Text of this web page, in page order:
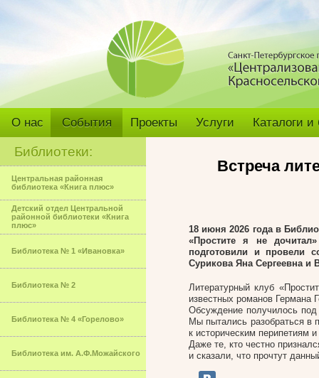
О нас События Проекты Услуги Каталоги
Библиотеки:
Центральная районная
библиотека «Книга плюс»
Детский отдел Центральной
районной библиотеки «Книга
плюс»
Библиотека № 1 «Ивановка»
Библиотека № 2
Библиотека № 4 «Горелово»
Библиотека им. А.Ф.Можайского
Встреча
18 июня 2026 года в
«Простите я не
подготовили и провели
Сурикова Яна Сергеевна и
Литературный клуб
известных романов Германа
Обсуждение получилось под
Мы пытались разобраться в
к историческим перипетиям
Даже те, кто честно
и сказали, что прочтут